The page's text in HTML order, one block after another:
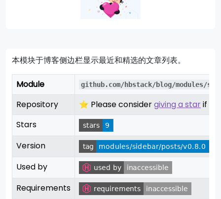
本模块于博客侧边栏显示最近和精选的文章列表。
Module github.com/hbstack/blog/modules/
Repository ⭐ Please considergiving a starif
Stars
Version
Used by
Requirements